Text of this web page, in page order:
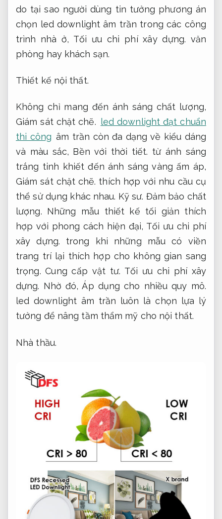
do tại sao người dùng tin tưởng phương án
chọn led downlight âm trần trong các công
trình nhà ở, Tối ưu chi phí xây dựng. văn
phòng hay khách sạn.
Thiết kế nội thất.
Không chỉ mang đến ánh sáng chất lượng,
Giám sát chặt chẽ. led downlight đạt chuẩn
thi công âm trần còn đa dạng về kiểu dáng
và màu sắc, Bền với thời tiết. từ ánh sáng
trắng tinh khiết đến ánh sáng vàng ấm áp,
Giám sát chặt chẽ. thích hợp với nhu cầu cụ
thể sử dụng khác nhau. Kỹ sư. Đảm bảo chất
lượng. Những mẫu thiết kế tối giản thích
hợp với phong cách hiện đại, Tối ưu chi phí
xây dựng. trong khi những mẫu có viền
trang trí lại thích hợp cho không gian sang
trọng.Cung cấp vật tư. Tối ưu chi phí xây
dựng. Nhờ đó,Áp dụng cho nhiều quy mô.
led downlight âm trần luôn là chọn lựa lý
tưởng để nâng tầm thẩm mỹ cho nội thất.
Nhà thầu.